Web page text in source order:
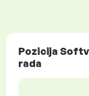
Pozicija
rada